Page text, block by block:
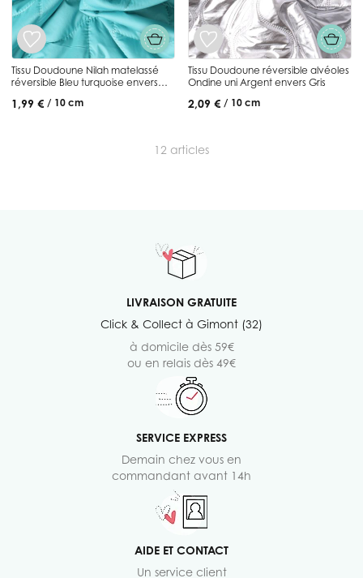
Tissu Doudoune Nilah matelassé
réversible Bleu turquoise envers
1,99 € / 10 cm
Tissu Doudoune réversible alvéoles
Ondine uni Argent envers Gris
2,09 € / 10 cm
12 articles
LIVRAISON GRATUITE
Click & Collect à Gimont (32)
à domicile dès 59€
ou en relais dès 49€
SERVICE EXPRESS
Demain chez vous en
commandant avant 14h
AIDE ET CONTACT
Un service client